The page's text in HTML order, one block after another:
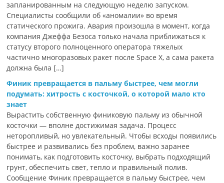
запланированным на следующую неделю запуском.
Специалисты сообщили об «аномалии» во время
статического прожига. Авария произошла в момент, когда
компания Джеффа Безоса только начала приближаться к
статусу второго полноценного оператора тяжелых
частично многоразовых ракет после Space X, а сама ракета
должна была […]
Финик превращается в пальму быстрее, чем могли
подумать: хитрость с косточкой, о которой мало кто
знает
Вырастить собственную финиковую пальму из обычной
косточки — вполне достижимая задача. Процесс
неторопливый, но увлекательный. Чтобы всходы появились
быстрее и развивались без проблем, важно заранее
понимать, как подготовить косточку, выбрать подходящий
грунт, обеспечить свет, тепло и правильный полив.
Сообщение Финик превращается в пальму быстрее, чем